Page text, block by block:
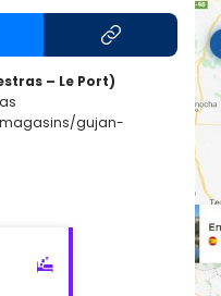
– Le Port)
gujan-